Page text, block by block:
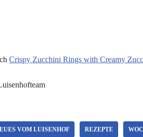
Crispy Zucchini Rings with Creamy
VOM LUISENHOF REZEPTE